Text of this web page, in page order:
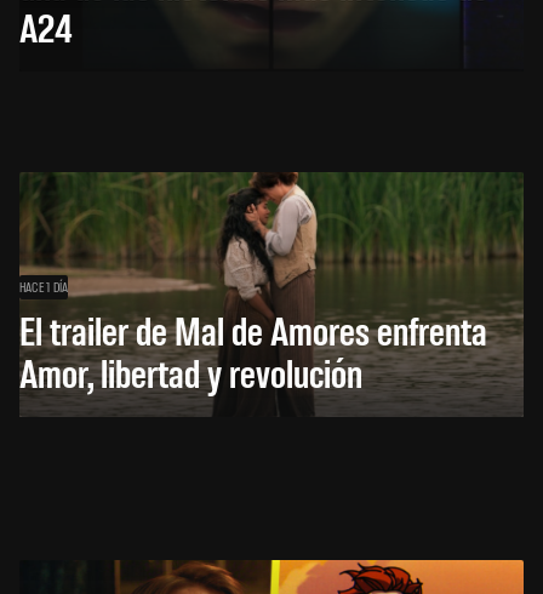
A24
HACE 1 DÍA
El trailer de Mal de Amores enfrenta
Amor, libertad y revolución